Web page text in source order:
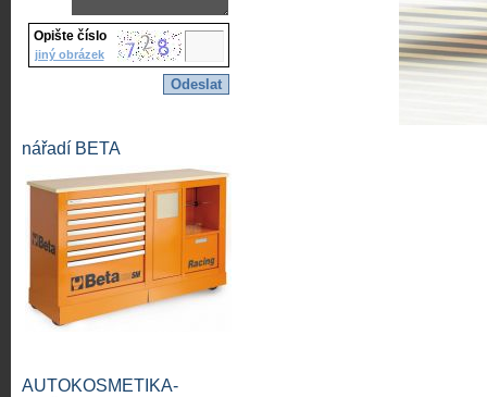
Opište číslo
jiný obrázek
nářadí BETA
AUTOKOSMETIKA-